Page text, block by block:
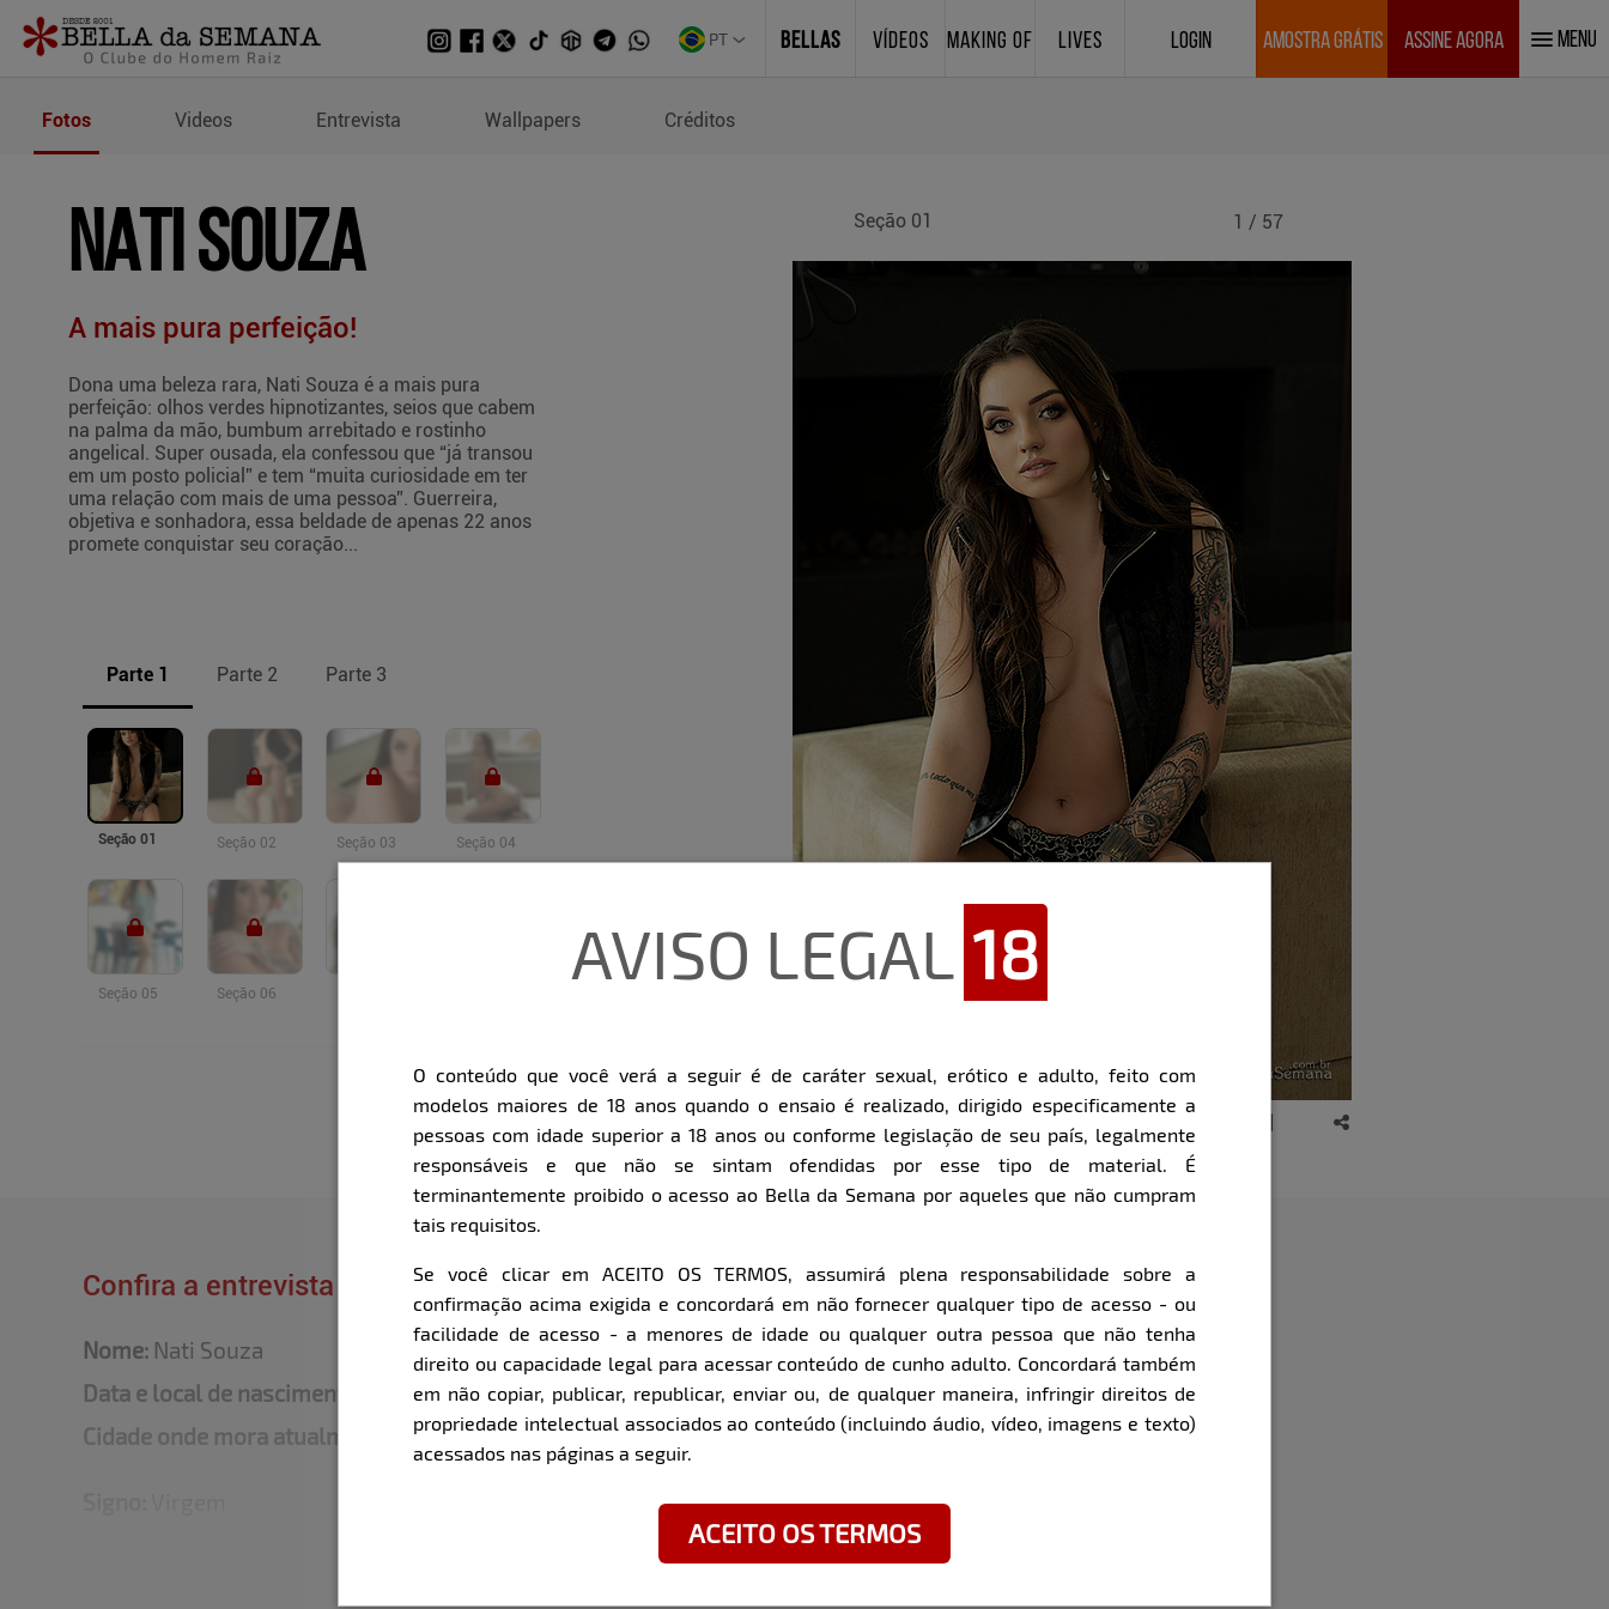
PT BELLAS VÍDEOS MAKING OF LIVES LOGIN AMOSTRA GRÁTIS ASSINE AGORA MENU
Fotos de Nati Souza
Fotos Videos Entrevista Wallpapers Créditos
NATI SOUZA
A mais pura perfeição!
Dona uma beleza rara, Nati Souza é a mais pura
perfeição: olhos verdes hipnotizantes, seios que cabem
na palma da mão, bumbum arrebitado e rostinho
angelical. Super ousada, ela confessou que “já transou
em um posto policial” e tem “muita curiosidade em ter
uma relação com mais de uma pessoa”. Guerreira,
objetiva e sonhadora, essa beldade de apenas 22 anos
promete conquistar seu coração...
Parte 1 Parte 2 Parte 3
Seção 01 Seção 02 Seção 03 Seção 04
Seção 05 Seção 06
Seção 01 1 / 57
Item
1
of
10
Super Zoom
Confira a entrevista que o Bella fez com a modelo:
Nome:Nati Souza
Data e local de nascimento:
04/09/1997 - Florianópolis / SC
Cidade onde mora atualmente:
São José
Curto muito Pagode.
Não abro mão de…
O que é preciso para te conquistar?
Um homem precisa ser ser educado, gentil e sincero.
AVISO LEGAL 18
O conteúdo que você verá a seguir é de caráter sexual, erótico e adulto, feito com
modelos maiores de 18 anos quando o ensaio é realizado, dirigido especificamente a
pessoas com idade superior a 18 anos ou conforme legislação de seu país, legalmente
responsáveis e que não se sintam ofendidas por esse tipo de material. É
terminantemente proibido o acesso ao Bella da Semana por aqueles que não cumpram
tais requisitos.
Se você clicar em ACEITO OS TERMOS, assumirá plena responsabilidade sobre a
confirmação acima exigida e concordará em não fornecer qualquer tipo de acesso - ou
facilidade de acesso - a menores de idade ou qualquer outra pessoa que não tenha
direito ou capacidade legal para acessar conteúdo de cunho adulto. Concordará também
em não copiar, publicar, republicar, enviar ou, de qualquer maneira, infringir direitos de
propriedade intelectual associados ao conteúdo (incluindo áudio, vídeo, imagens e texto)
acessados nas páginas a seguir.
ACEITO OS TERMOS